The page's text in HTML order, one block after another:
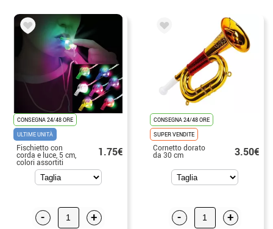
CONSEGNA 24/48 ORE
ULTIME UNITÀ
Fischietto con
corda e luce, 5 cm,
colori assortiti
1.75€
- +
CONSEGNA 24/48 ORE
SUPER VENDITE
Cornetto dorato
da 30 cm 3.50€
- +